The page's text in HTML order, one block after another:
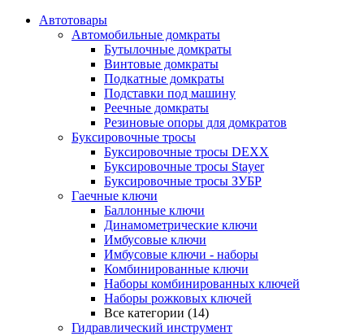
Автотовары
Автомобильные домкраты
Бутылочные домкраты
Винтовые домкраты
Подкатные домкраты
Подставки под машину
Реечные домкраты
Резиновые опоры для домкратов
Буксировочные тросы
Буксировочные тросы DEXX
Буксировочные тросы Stayer
Буксировочные тросы ЗУБР
Гаечные ключи
Баллонные ключи
Динамометрические ключи
Имбусовые ключи
Имбусовые ключи - наборы
Комбинированные ключи
Наборы комбинированных ключей
Наборы рожковых ключей
Все категории (14)
Гидравлический инструмент